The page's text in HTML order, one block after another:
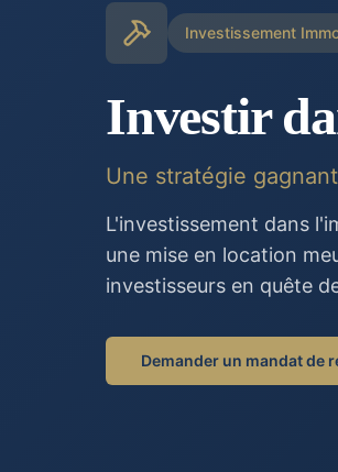
Investissement
Investir
Une stratégie
L'investissement dans
une mise en location
investisseurs en quête
Demander un mandat de